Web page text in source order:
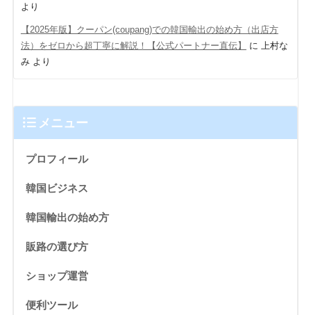
より
【2025年版】クーパン(coupang)での韓国輸出の始め方（出店方
法）をゼロから超丁寧に解説！【公式パートナー直伝】
に
上村な
みより
メニュー
プロフィール
韓国ビジネス
韓国輸出の始め方
販路の選び方
ショップ運営
便利ツール